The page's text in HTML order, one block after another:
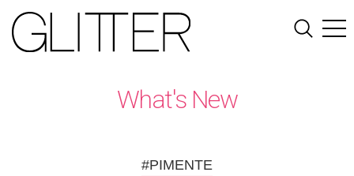
What's New
#PIMENTE